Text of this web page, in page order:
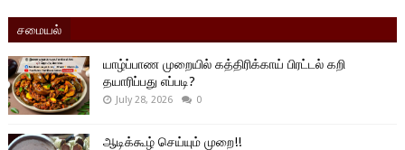
சமையல்
யாழ்ப்பாண முறையில் கத்திரிக்காய் பிரட்டல் கறி
தயாரிப்பது எப்படி?
July 28, 2026 0
ஆடிக்கூழ் செய்யும் முறை!!